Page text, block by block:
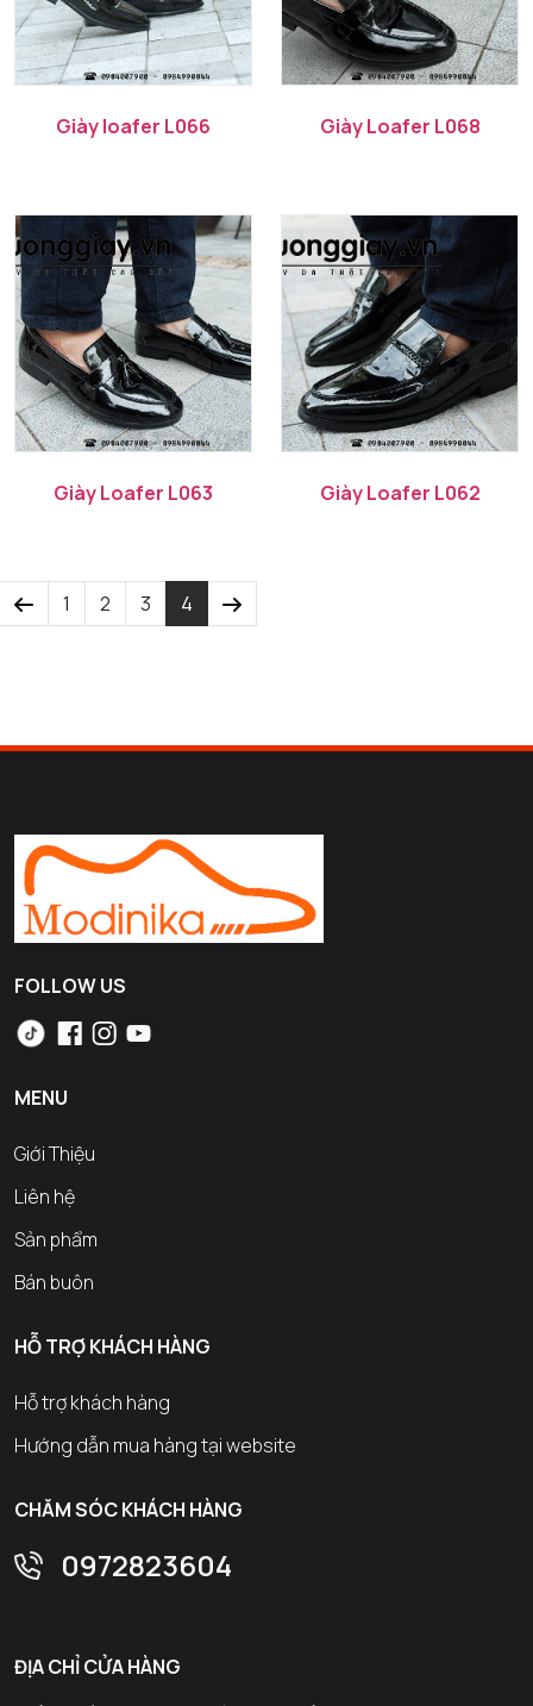
Giày loafer L066 Giày Loafer L068
Giày Loafer L063 Giày Loafer L062
1 2 3 4
FOLLOW US
MENU
Giới Thiệu
Liên hệ
Sản phẩm
Bán buôn
HỖ TRỢ KHÁCH HÀNG
Hỗ trợ khách hàng
Hướng dẫn mua hàng tại website
CHĂM SÓC KHÁCH HÀNG
0972823604
ĐỊA CHỈ CỬA HÀNG